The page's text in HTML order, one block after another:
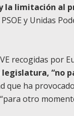
la limitación al
y Unidas
recogidas por
“no
que ha
otro